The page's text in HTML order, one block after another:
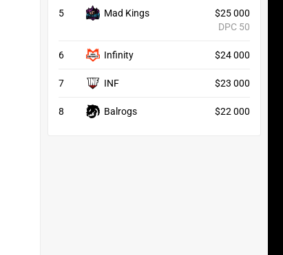
5 Mad Kings
$25 000
DPC 50
6 Infinity $24 000
7 INF $23 000
8 Balrogs $22 000